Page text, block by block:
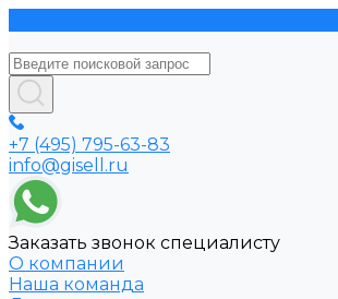
+7 (495) 795-63-83
info@gisell.ru
Заказать звонок специалисту
О компании
Наша команда